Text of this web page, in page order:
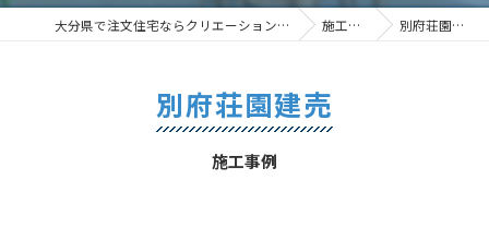
大分県で注文住宅ならクリエーション株式会社 施工事例 別府荘園建売
施工事例
別府荘園建売